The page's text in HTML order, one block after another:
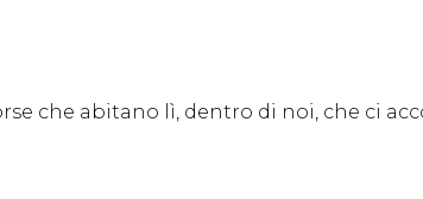
che abitano lì, dentro di noi, che ci